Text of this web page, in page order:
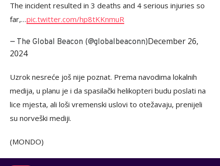
The incident resulted in 3 deaths and 4 serious injuries so
far,…pic.twitter.com/hp8tKKnmuR
— The Global Beacon (@globalbeaconn)December 26,
2024
Uzrok nesreće još nije poznat. Prema navodima lokalnih
medija, u planu je i da spasilački helikopteri budu poslati na
lice mjesta, ali loši vremenski uslovi to otežavaju, prenijeli
su norveški mediji.
(MONDO)